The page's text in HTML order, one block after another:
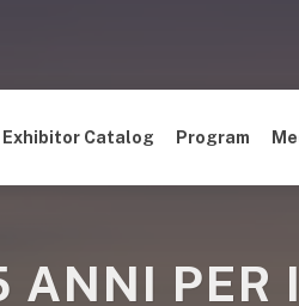
Exhibitor Catalog Program
PER